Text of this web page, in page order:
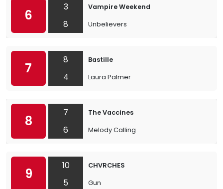
6
3
8
Vampire Weekend
Unbelievers
7
8
4
Bastille
Laura Palmer
8
7
6
The Vaccines
Melody Calling
9
10
5
CHVRCHES
Gun